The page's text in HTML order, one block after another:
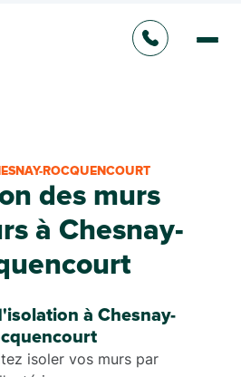
ROCQUENCOURT
des murs
à Chesnay-
à Chesnay-
isoler vos murs par